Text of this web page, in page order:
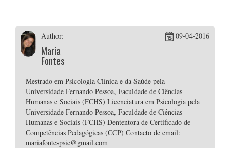
Author:
Maria
Fontes
09-04-2016
Mestrado em Psicologia Clínica e da Saúde pela
Universidade Fernando Pessoa, Faculdade de Ciências
Humanas e Sociais (FCHS) Licenciatura em Psicologia pela
Universidade Fernando Pessoa, Faculdade de Ciências
Humanas e Sociais (FCHS) Dententora de Certificado de
Competências Pedagógicas (CCP) Contacto de email:
mariafontespsic@gmail.com